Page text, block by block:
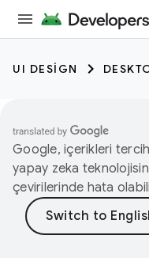
UI DESIGN
Google, içerikleri
yapay zeka
çevirilerinde hata